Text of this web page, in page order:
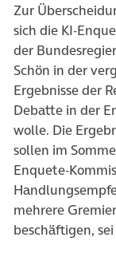
Zur
sich die KI-
der
Schön in der
Ergebnisse der
Debatte in der
wolle. Die
sollen im
Enquete-
mehrere
beschäftigen,